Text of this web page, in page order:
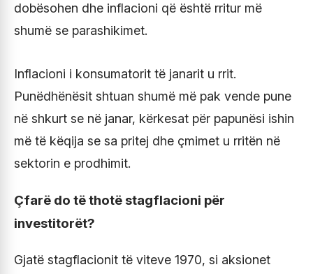
dobësohen dhe inflacioni që është rritur më
shumë se parashikimet.
Inflacioni i konsumatorit të janarit u rrit.
Punëdhënësit shtuan shumë më pak vende pune
në shkurt se në janar, kërkesat për papunësi ishin
më të këqija se sa pritej dhe çmimet u rritën në
sektorin e prodhimit.
Çfarë do të thotë stagflacioni për
investitorët?
Gjatë stagflacionit të viteve 1970, si aksionet